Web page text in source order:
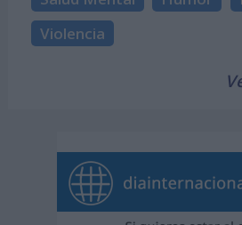
Violencia